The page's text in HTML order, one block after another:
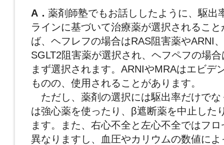
A． 薬剤師塾でもお話ししたように、駆出
ラインに基づいて治療薬が選択されるこ
ば、ヘフレフの場合はRAS阻害薬やARNI
SGLT2阻害薬が選択され、ヘフペフの場
まず選択されます。ARNIやMRAはエビデ
ものの、使用されることがあります。
ただし、薬剤の選択には駆出率だけでな
は強心薬を使ったり、β遮断薬を中止した
ます。また、右心不全と左心不全ではフ
異なりますし、血圧やカリウムの数値に